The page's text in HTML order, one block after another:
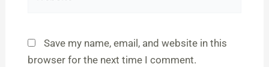
Save my name, email, and website in this
browser for the next time I comment.